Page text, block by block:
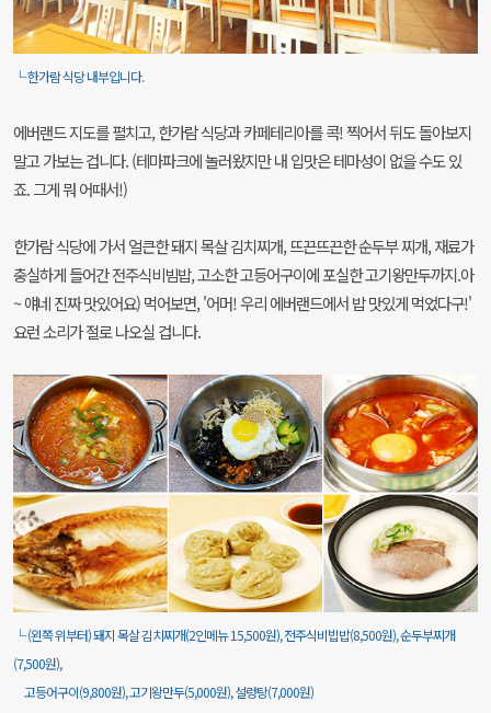
└ 한가람 식당 내부입니다.
에버랜드 지도를 펼치고, 한가람 식당과 카페테리아를 콕! 찍어서 뒤도 돌아보지
말고 가보는 겁니다. (테마파크에 놀러왔지만 내 입맛은 테마성이 없을 수도 있
죠. 그게 뭐 어때서!)
한가람 식당에 가서 얼큰한 돼지 목살 김치찌개, 뜨끈뜨끈한 순두부 찌개, 재료가
충실하게 들어간 전주식비빔밥, 고소한 고등어구이에 포실한 고기왕만두까지.아
~ 얘네 진짜 맛있어요) 먹어보면, '어머! 우리 에버랜드에서 밥 맛있게 먹었다구!'
요런 소리가 절로 나오실 겁니다.
└ (왼쪽 위부터) 돼지 목살 김치찌개(2인메뉴 15,500원), 전주식비빕밥(8,500원), 순두부찌개
(7,500원),
고등어구이(9,800원), 고기왕만두(5,000원), 설렁탕(7,000원)